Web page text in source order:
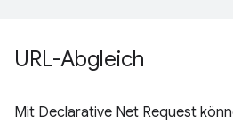
URL-Abgleich
Mit Declarative Net Request